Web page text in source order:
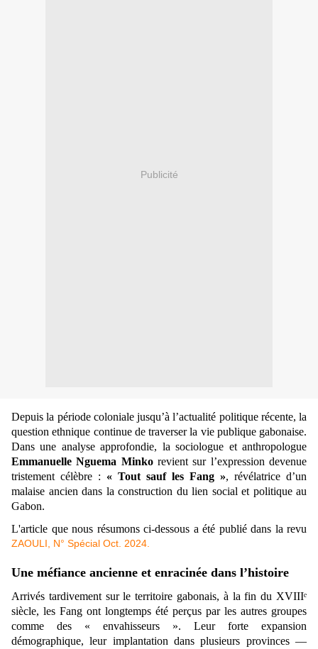
Publicité
Depuis la période coloniale jusqu’à l’actualité politique récente, la
question ethnique continue de traverser la vie publique gabonaise.
Dans une analyse approfondie, la sociologue et anthropologue
Emmanuelle Nguema Minkorevient sur l’expression devenue
tristement célèbre : « Tout sauf les Fang », révélatrice d’un
malaise ancien dans la construction du lien social et politique au
Gabon.
L'article que nous résumons ci-dessous a été publié dans la revu
ZAOULI, N° Spécial Oct. 2024.
Une méfiance ancienne et enracinée dans l’histoire
Arrivés tardivement sur le territoire gabonais, à la fin du XVIIIᵉ
siècle, les Fang ont longtemps été perçus par les autres groupes
comme des « envahisseurs ». Leur forte expansion
démographique, leur implantation dans plusieurs provinces —